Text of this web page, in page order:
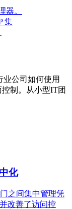
器。
集
公司如何使用
制。从小型IT团
化
之间集中管理凭
改善了访问控